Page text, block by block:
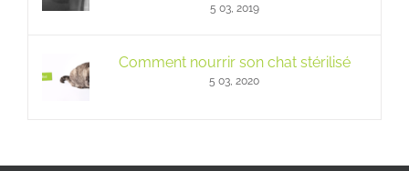
5 03, 2019
Comment nourrir son chat stérilisé
5 03, 2020